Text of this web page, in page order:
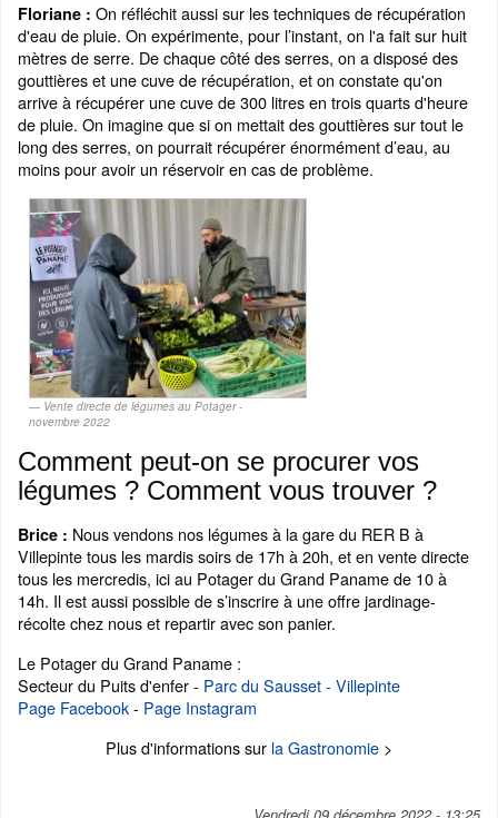
Floriane : On réfléchit aussi sur les techniques de récupération
d'eau de pluie. On expérimente, pour l’instant, on l'a fait sur huit
mètres de serre. De chaque côté des serres, on a disposé des
gouttières et une cuve de récupération, et on constate qu'on
arrive à récupérer une cuve de 300 litres en trois quarts d'heure
de pluie. On imagine que si on mettait des gouttières sur tout le
long des serres, on pourrait récupérer énormément d’eau, au
moins pour avoir un réservoir en cas de problème.
Vente directe de légumes au Potager -
novembre 2022
Comment peut-on se procurer vos
légumes ? Comment vous trouver ?
Brice : Nous vendons nos légumes à la gare du RER B à
Villepinte tous les mardis soirs de 17h à 20h, et en vente directe
tous les mercredis, ici au Potager du Grand Paname de 10 à
14h. Il est aussi possible de s’inscrire à une offre jardinage-
récolte chez nous et repartir avec son panier.
Le Potager du Grand Paname :
Secteur du Puits d'enfer - Parc du Sausset - Villepinte
Page Facebook- Page Instagram
Plus d'informations sur la Gastronomie >